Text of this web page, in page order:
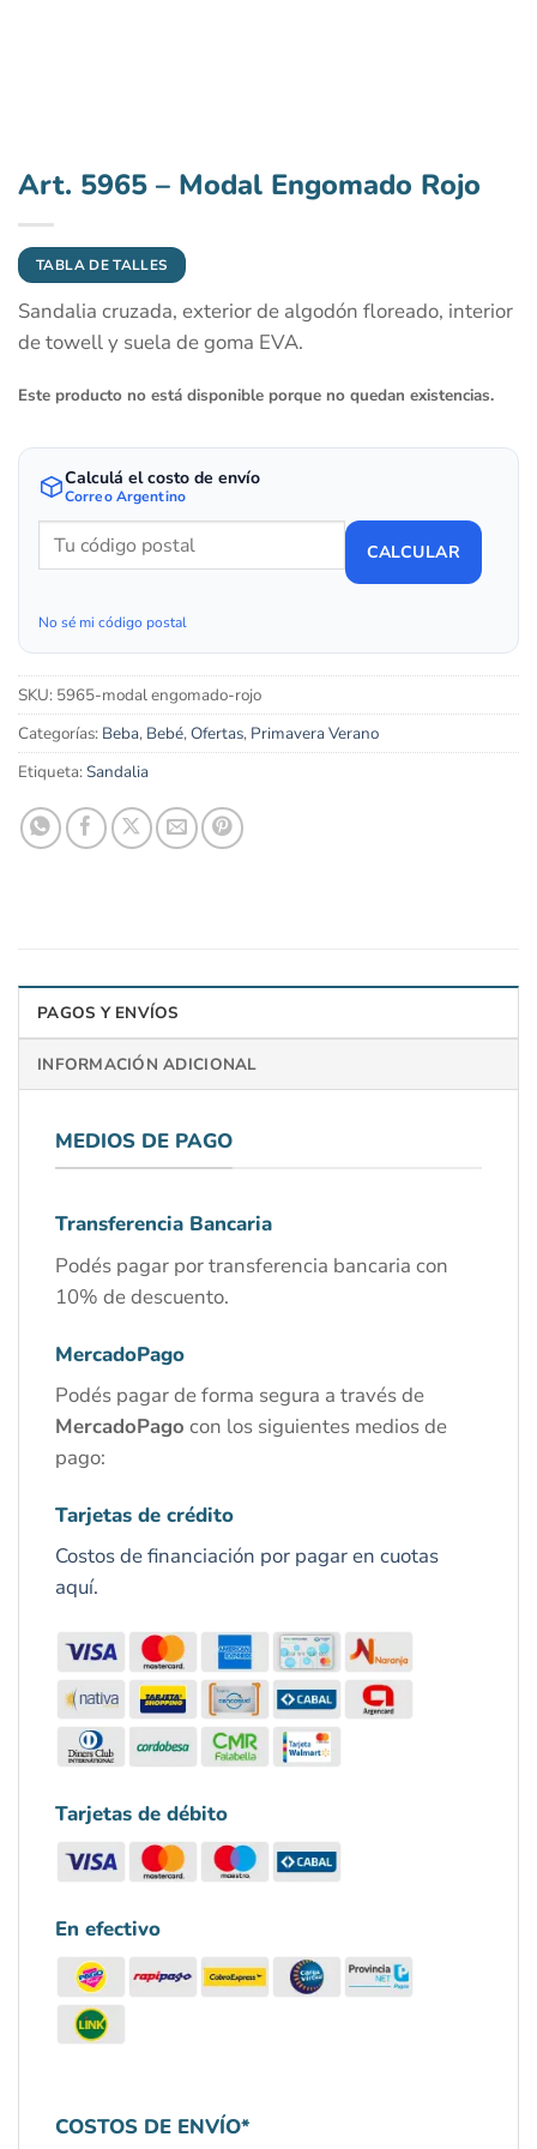
Art. 5965 – Modal Engomado Rojo
TABLA DE TALLES
Sandalia cruzada, exterior de algodón floreado, interior
de towell y suela de goma EVA.
Este producto no está disponible porque no quedan existencias.
Calculá el costo de envío
Correo Argentino
CALCULAR
No sé mi código postal
SKU: 5965-modal engomado-rojo
Categorías: Beba, Bebé,Ofertas, Primavera Verano
Etiqueta:Sandalia
PAGOS Y ENVÍOS
INFORMACIÓN ADICIONAL
MEDIOS DE PAGO
Transferencia Bancaria
Podés pagar por transferencia bancaria con
10% de descuento.
MercadoPago
Podés pagar de forma segura a través de
MercadoPago con los siguientes medios de
pago:
Tarjetas de crédito
Costos de financiación por pagar en cuotas
aquí.
Tarjetas de débito
En efectivo
COSTOS DE ENVÍO*